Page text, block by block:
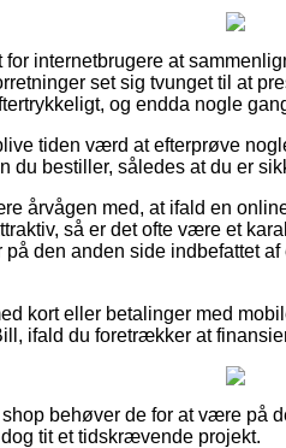
internetbrugere at
set sig tvunget til at
og endda nogle
tiden værd at efterprøve
du bestiller, således at du er
årvågen med, at ifald en
så er det ofte være et
den anden side indbefattet
kort eller betalinger med
ifald du foretrækker at
behøver de for at være på
tit et tidskrævende projekt.